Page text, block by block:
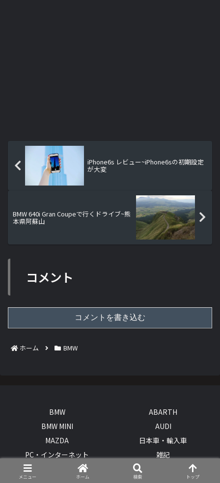
iPhone6s レビュー~iPhone6sの初期設定
が大変
BMW 640i Gran Coupeで行くドライブ~熊
本県阿蘇山
コメント
コメントを書き込む
ホーム BMW
BMW
ABARTH
BMW MINI
AUDI
MAZDA
日本車・輸入車
PC・インターネット
雑記
© 2015 BMWとオープンカー、２台持ちは大変でした/GOCCHI.
メニュー ホーム 検索 トップ